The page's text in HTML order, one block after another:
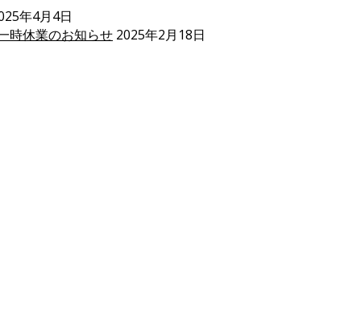
年4月4日
時休業のお知らせ 2025年2月18日